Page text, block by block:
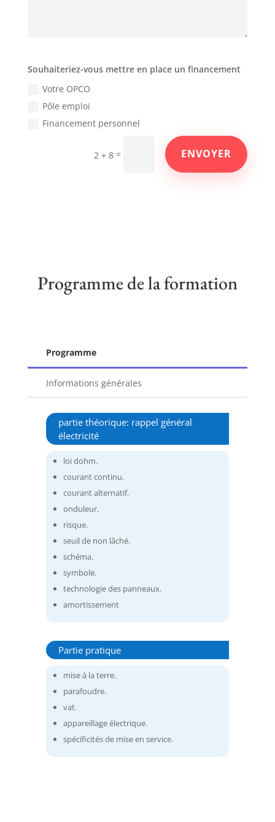
Souhaiteriez-vous mettre en place un financement
Votre OPCO
Pôle emploi
Financement personnel
2 + 8 = ENVOYER
Programme de la formation
Programme
Informations générales
partie théorique: rappel général
électricité
loi dohm.
courant continu.
courant alternatif.
onduleur.
risque.
seuil de non lâché.
schéma.
symbole.
technologie des panneaux.
amortissement
Partie pratique
mise à la terre.
parafoudre.
vat.
appareillage électrique.
spécificités de mise en service.